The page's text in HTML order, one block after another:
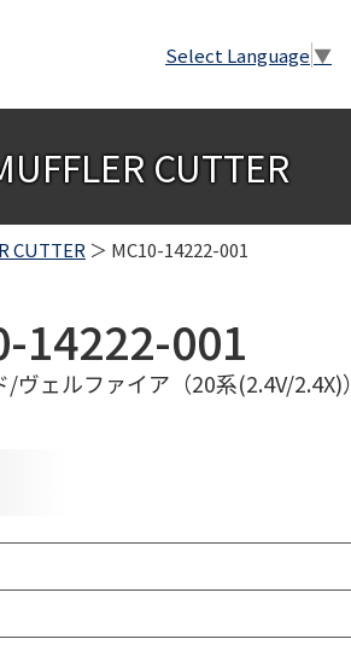
Select Language ▼
CUTTER
CUTTER ＞ MC10-14222-001
14222-001
ェルファイア（20系(2.4V/2.4X)）